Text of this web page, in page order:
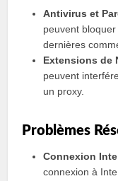
Antivirus et
peuvent
dernières
Extensions de
peuvent
un proxy.
Problèmes
Connexion
connexion à